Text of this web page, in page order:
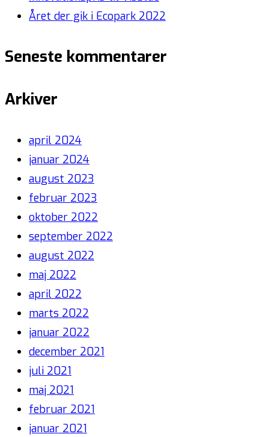
Året der gik i Ecopark 2022
Seneste kommentarer
Arkiver
april 2024
januar 2024
august 2023
februar 2023
oktober 2022
september 2022
august 2022
maj 2022
april 2022
marts 2022
januar 2022
december 2021
juli 2021
maj 2021
februar 2021
januar 2021